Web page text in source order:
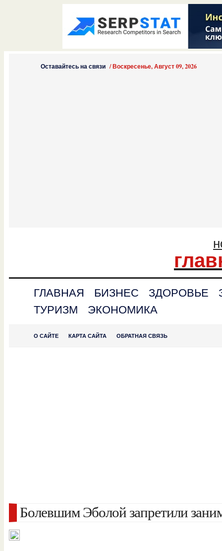
Оставайтесь на связи /Воскресенье, Август 09, 2026
ГЛАВНАЯ БИЗНЕС ЗДОРОВЬЕ
ТУРИЗМ
ЭКОНОМИКА
О САЙТЕ КАРТА САЙТА ОБРАТНАЯ СВЯЗЬ
Болевшим Эболой запретили